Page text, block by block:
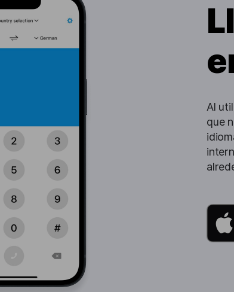
Al
que